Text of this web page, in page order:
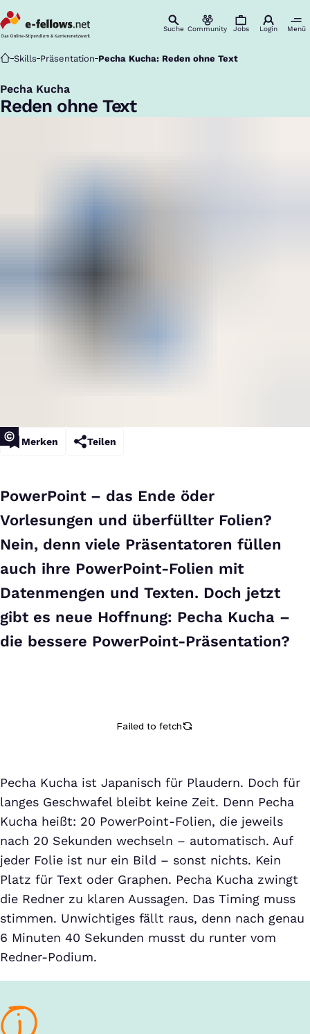
Suche Community Jobs Login Menü
Startseite
Skills Präsentation Pecha Kucha: Reden ohne Text
Pecha Kucha
:
Reden ohne Text
Merken Teilen
PowerPoint – das Ende öder
Vorlesungen und überfüllter Folien?
Nein, denn viele Präsentatoren füllen
auch ihre PowerPoint-Folien mit
Datenmengen und Texten. Doch jetzt
gibt es neue Hoffnung: Pecha Kucha –
die bessere PowerPoint-Präsentation?
Pecha Kucha ist Japanisch für Plaudern. Doch für
langes Geschwafel bleibt keine Zeit. Denn Pecha
Kucha heißt: 20 PowerPoint-Folien, die jeweils
nach 20 Sekunden wechseln – automatisch. Auf
jeder Folie ist nur ein Bild – sonst nichts. Kein
Platz für Text oder Graphen. Pecha Kucha zwingt
die Redner zu klaren Aussagen. Das Timing muss
stimmen. Unwichtiges fällt raus, denn nach genau
6 Minuten 40 Sekunden musst du runter vom
Redner-Podium.